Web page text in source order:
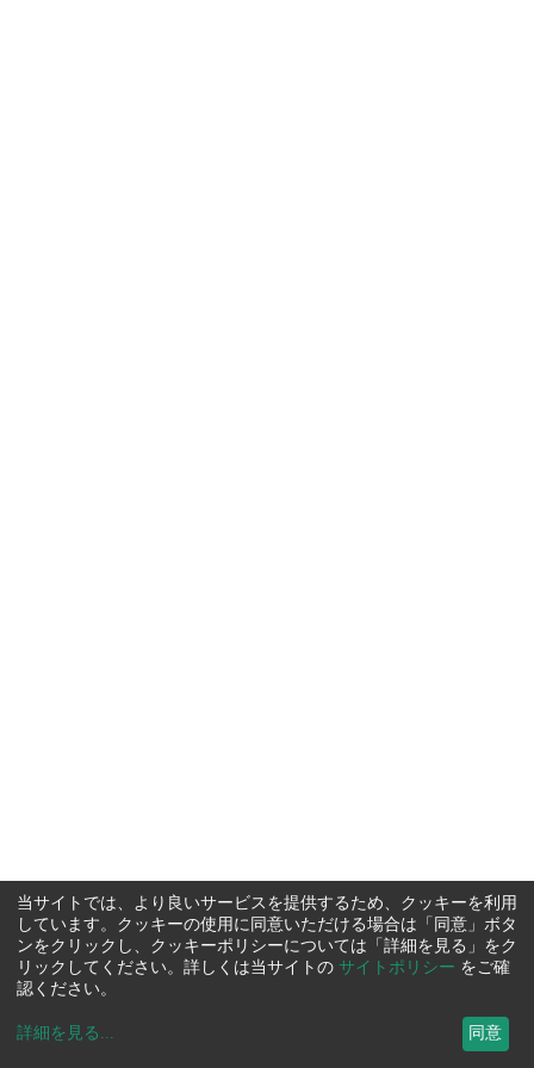
当サイトでは、より良いサービスを提供するため、クッキーを利用
しています。クッキーの使用に同意いただける場合は「同意」ボタ
ンをクリックし、クッキーポリシーについては「詳細を見る」をク
リックしてください。詳しくは当サイトの サイトポリシー をご確
認ください。
詳細を見る ... 同意